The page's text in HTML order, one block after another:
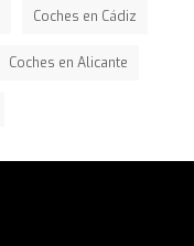
Coches en Cádiz
Coches en Alicante